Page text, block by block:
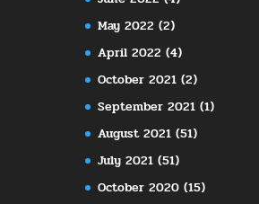
May 2022 (2)
April 2022 (4)
October 2021(2)
September 2021(1)
August 2021(51)
July 2021(51)
October 2020(15)